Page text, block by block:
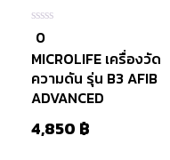
0
ใน
5
0
MICROLIFE เครื่องวัด
ความดัน รุ่น B3 AFIB
ADVANCED
4,850 ฿